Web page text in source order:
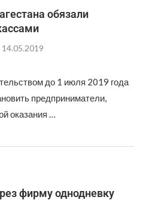
обязали
14.05.2019
до 1 июля 2019 года
предприниматели,
оказания …
фирму однодневку